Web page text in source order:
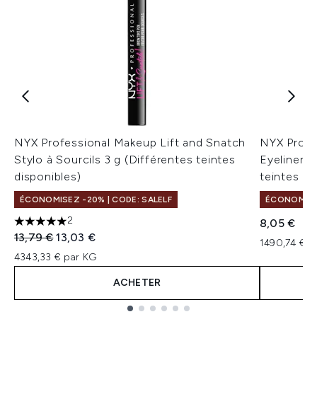
NYX Professional Makeup Lift and Snatch
Stylo à Sourcils 3 g (Différentes teintes
disponibles)
ÉCONOMISEZ -20% | CODE: SALELF
5 étoiles sur un maximum de 5
2
Prix de vente :
13,79 €Prix ​​actuel :
13,03 €
4343,33 € par KG
ACHETER
NYX
Eyeliner
teintes
8,05 €
1490,74 €